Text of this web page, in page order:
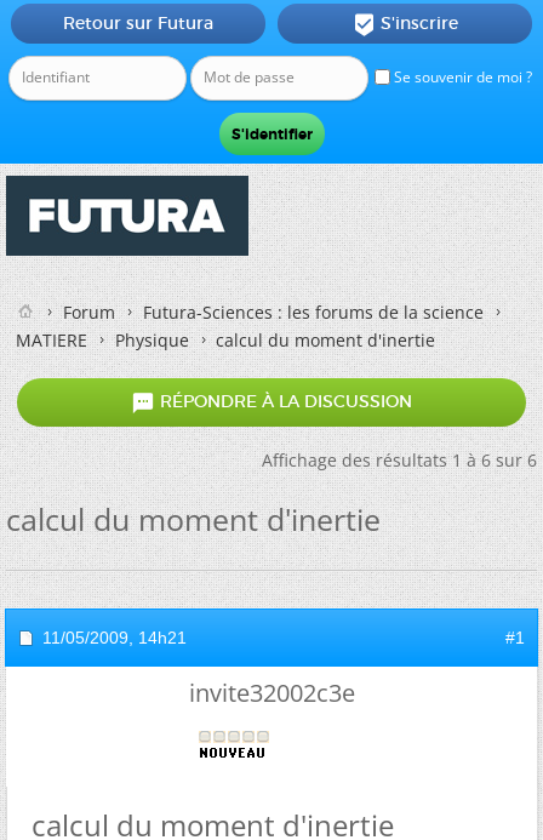
Se souvenir de moi ?
Retour sur Futura  S'inscrire
Forum
Futura-Sciences : les forums de la science
MATIERE
Physique calcul du moment d'inertie
 RÉPONDRE À LA DISCUSSION
Affichage des résultats 1 à 6 sur 6
calcul du moment d'inertie
11/05/2009, 14h21 #1
invite32002c3e
calcul du moment d'inertie